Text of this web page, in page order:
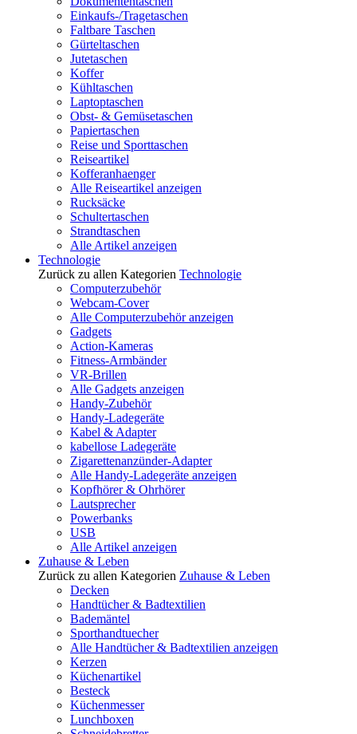
Einkaufs-/Tragetaschen
Faltbare Taschen
Gürteltaschen
Jutetaschen
Koffer
Kühltaschen
Laptoptaschen
Obst- & Gemüsetaschen
Papiertaschen
Reise und Sporttaschen
Reiseartikel
Kofferanhaenger
Alle Reiseartikel anzeigen
Rucksäcke
Schultertaschen
Strandtaschen
Alle Artikel anzeigen
Technologie
Zurück zu allen Kategorien Technologie
Computerzubehör
Webcam-Cover
Alle Computerzubehör anzeigen
Gadgets
Action-Kameras
Fitness-Armbänder
VR-Brillen
Alle Gadgets anzeigen
Handy-Zubehör
Handy-Ladegeräte
Kabel & Adapter
kabellose Ladegeräte
Zigarettenanzünder-Adapter
Alle Handy-Ladegeräte anzeigen
Kopfhörer & Ohrhörer
Lautsprecher
Powerbanks
USB
Alle Artikel anzeigen
Zuhause & Leben
Zurück zu allen Kategorien Zuhause & Leben
Decken
Handtücher & Badtextilien
Bademäntel
Sporthandtuecher
Alle Handtücher & Badtextilien anzeigen
Kerzen
Küchenartikel
Besteck
Küchenmesser
Lunchboxen